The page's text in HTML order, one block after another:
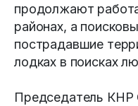
продолжают
районах, а
пострадавшие
лодках в поисках
Председатель КНР